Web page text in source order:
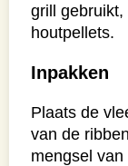
grill
houtpellets.
Inpakken
Plaats de
van de
mengsel